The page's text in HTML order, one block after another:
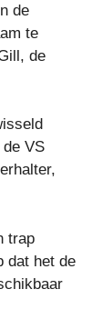
de
te
de
VS
trap
dat het de